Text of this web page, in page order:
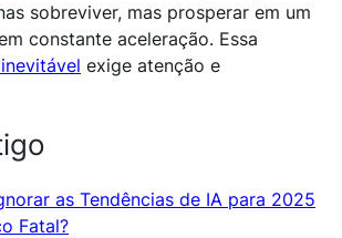
sobreviver, mas prosperar em um
constante aceleração. Essa
exige atenção e
as Tendências de IA para 2025
Fatal?